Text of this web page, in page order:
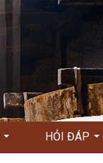
HỎI ĐÁP